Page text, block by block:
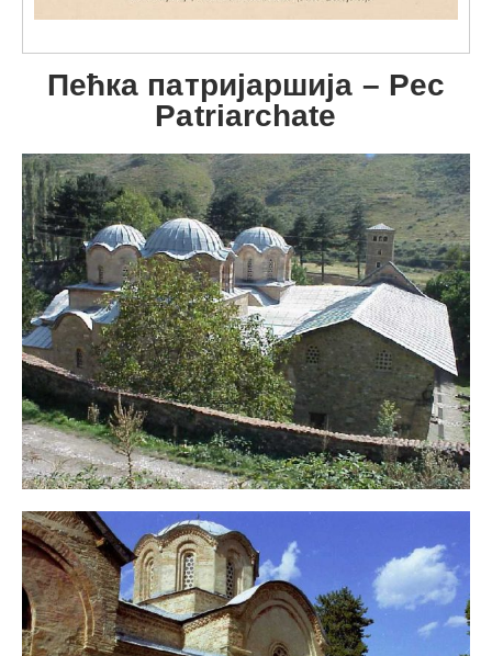
Пећка патријаршија – Pec
Patriarchate